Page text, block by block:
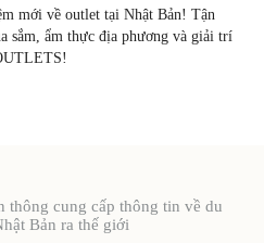
mới về outlet tại Nhật Bản! Tận
sắm, ẩm thực địa phương và giải trí
thông cung cấp thông tin về du
Bản ra thế giới